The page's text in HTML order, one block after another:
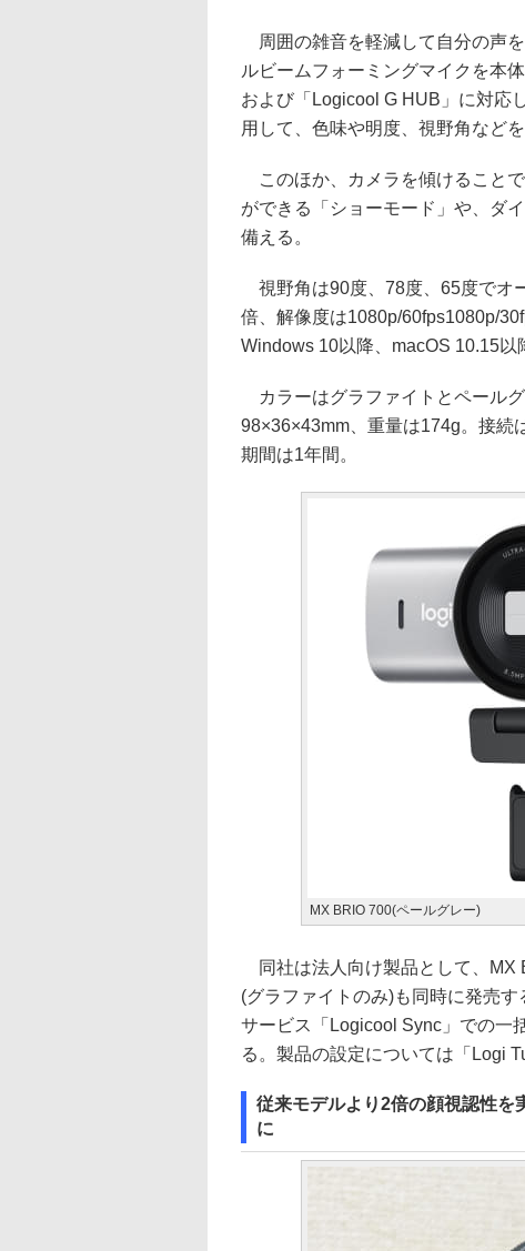
周囲の雑音を軽減して自分の声
ルビームフォーミングマイクを本
および「Logicool G HUB」に対応
用して、色味や明度、視野角など
このほか、カメラを傾けること
ができる「ショーモード」や、ダ
備える。
視野角は90度、78度、65度でオ
倍、解像度は1080p/60fps1080p/
Windows 10以降、macOS 10.15以
カラーはグラファイトとペール
98×36×43mm、重量は174g。接続
期間は1年間。
MX BRIO 700(ペールグレー)
同社は法人向け製品として、MX
(グラファイトのみ)も同時に発売
サービス「Logicool Sync」での一
る。製品の設定については「Logi
従来モデルより2倍の顔視認性を
に